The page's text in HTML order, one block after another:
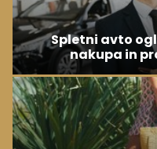
Spletni avto
nakupa in